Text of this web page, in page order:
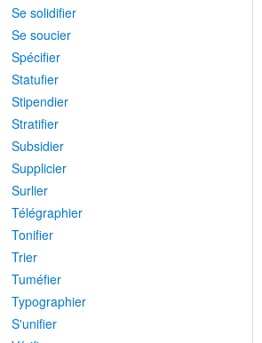
Se solidifier
Se soucier
Spécifier
Statufier
Stipendier
Stratifier
Subsidier
Supplicier
Surlier
Télégraphier
Tonifier
Trier
Tuméfier
Typographier
S'unifier